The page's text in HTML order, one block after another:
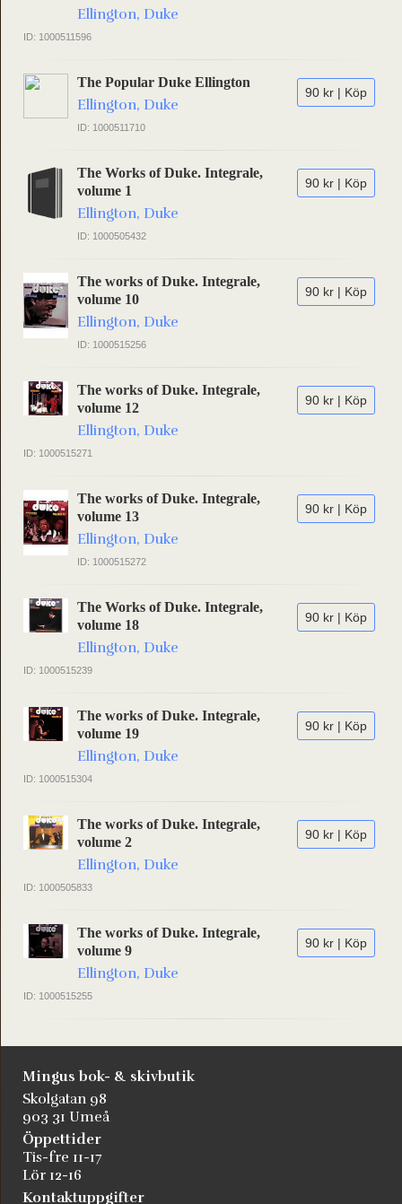
Ellington, Duke
ID: 1000511596
90 kr | Köp
The Popular Duke Ellington
Ellington, Duke
ID: 1000511710
90 kr | Köp
The Works of Duke. Integrale,
volume 1
Ellington, Duke
ID: 1000505432
90 kr | Köp
The works of Duke. Integrale,
volume 10
Ellington, Duke
ID: 1000515256
90 kr | Köp
The works of Duke. Integrale,
volume 12
Ellington, Duke
ID: 1000515271
90 kr | Köp
The works of Duke. Integrale,
volume 13
Ellington, Duke
ID: 1000515272
90 kr | Köp
The Works of Duke. Integrale,
volume 18
Ellington, Duke
ID: 1000515239
90 kr | Köp
The works of Duke. Integrale,
volume 19
Ellington, Duke
ID: 1000515304
90 kr | Köp
The works of Duke. Integrale,
volume 2
Ellington, Duke
ID: 1000505833
90 kr | Köp
The works of Duke. Integrale,
volume 9
Ellington, Duke
ID: 1000515255
Mingus bok- & skivbutik
Skolgatan 98
903 31 Umeå
Öppettider
Tis-fre 11-17
Lör 12-16
Kontaktuppgifter